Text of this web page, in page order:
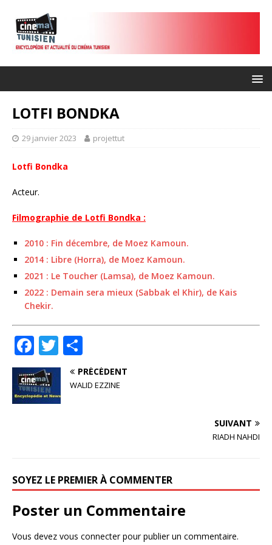
LOTFI BONDKA
29 janvier 2023 projettut
Lotfi Bondka
Acteur.
Filmographie de Lotfi Bondka :
2010 : Fin décembre, de Moez Kamoun.
2014 : Libre (Horra), de Moez Kamoun.
2021 : Le Toucher (Lamsa), de Moez Kamoun.
2022 : Demain sera mieux (Sabbak el Khir), de Kais
Chekir.
F
a
c
e
k
T
w
it
te
ar
ta
PRÉCÉDENT
WALID EZZINE
SUIVANT
RIADH NAHDI
SOYEZ LE PREMIER À COMMENTER
Poster un Commentaire
Vous devez vous connecterpour publier un commentaire.